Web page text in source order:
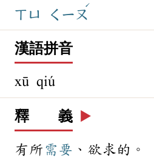
ㄒㄩ ㄑㄧㄡ
ˊ
漢語拼音
xū qiú
釋 義 ▶️
有所 需要 、欲求的。